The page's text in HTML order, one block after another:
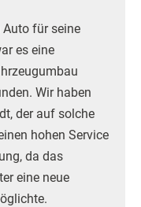
für seine
es eine
Wir haben
der auf solche
hohen Service
da das
eine neue